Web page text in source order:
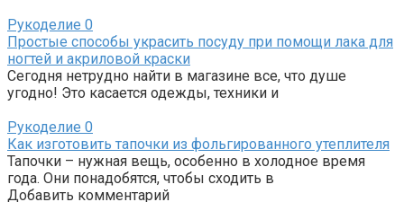
Рукоделие 0
Простые способы украсить посуду при помощи лака для
ногтей и акриловой краски
Сегодня нетрудно найти в магазине все, что душе
угодно! Это касается одежды, техники и
Рукоделие 0
Как изготовить тапочки из фольгированного утеплителя
Тапочки – нужная вещь, особенно в холодное время
года. Они понадобятся, чтобы сходить в
Добавить комментарий